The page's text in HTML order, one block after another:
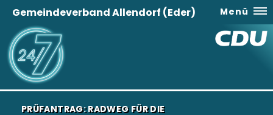
Gemeindeverband Allendorf (Eder) Menü
PRÜFANTRAG: RADWEG FÜR DIE